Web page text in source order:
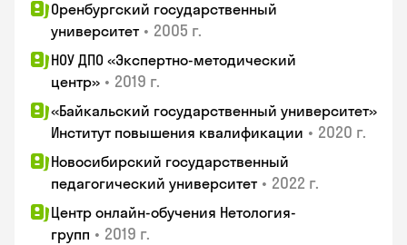
Оренбургский государственный
университет • 2005 г.
НОУ ДПО «Экспертно-методический
центр» • 2019 г.
«Байкальский государственный университет»
Институт повышения квалификации • 2020 г.
Новосибирский государственный
педагогический университет • 2022 г.
Центр онлайн-обучения Нетология-
групп • 2019 г.